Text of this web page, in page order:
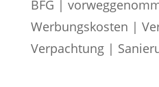
BFG |
Werbungskosten |
Verpachtung|